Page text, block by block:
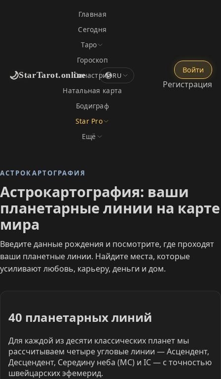
🌙StarTarot.online
Главная
Сегодня
Таро
Гороскоп
Синастрия
Натальная карта
Бодиграф
Star Pro
Ещё
RU
Войти
Регистрация
АСТРОКАРТОГРАФИЯ
Астрокартография: ваши
планетарные линии на карте
мира
Введите данные рождения и посмотрите, где проходят
ваши планетные линии. Найдите места, которые
усиливают любовь, карьеру, деньги и дом.
40 планетарных линий
Для каждой из десяти классических планет мы
рассчитываем четыре угловые линии — Асцендент,
Десцендент, Середину неба (MC) и IC — с точностью
швейцарских эфемерид.